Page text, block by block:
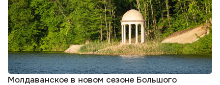
Молдаванское в новом сезоне Большого